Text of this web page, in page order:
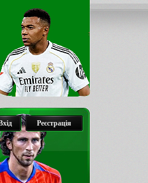
Реєстрація